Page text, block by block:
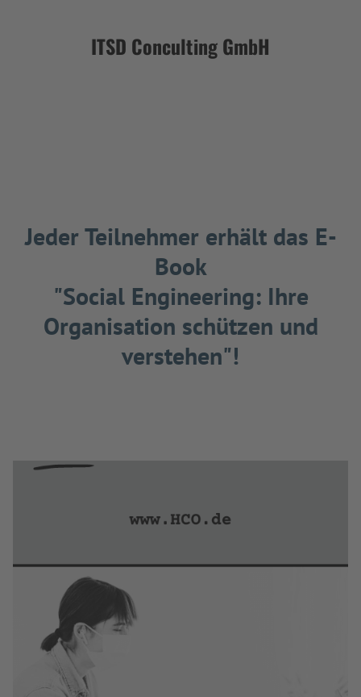
ITSD Conculting GmbH
Jeder Teilnehmer erhält das E-
Book
"Social Engineering: Ihre
Organisation schützen und
verstehen"!